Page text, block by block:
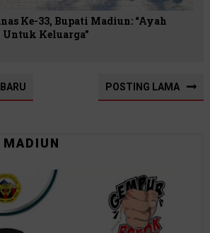
Ke-33, Bupati Madiun: “Ayah
Keluarga”
POSTING LAMA
MADIUN